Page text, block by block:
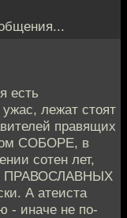
есть
лежат стоят
правящих
СОБОРЕ, в
сотен лет,
ПРАВОСЛАВНЫХ
А атеиста
- иначе не по-